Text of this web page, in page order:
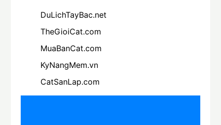
DuLichTayBac.net
TheGioiCat.com
MuaBanCat.com
KyNangMem.vn
CatSanLap.com